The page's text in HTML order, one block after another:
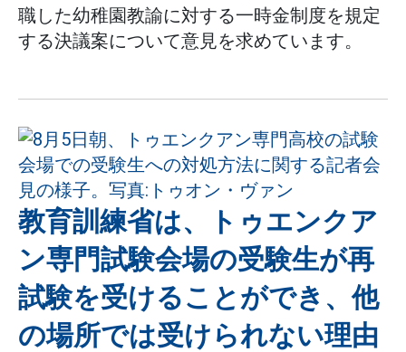
職した幼稚園教諭に対する一時金制度を規定
する決議案について意見を求めています。
教育訓練省は、トゥエンクア
ン専門試験会場の受験生が再
試験を受けることができ、他
の場所では受けられない理由